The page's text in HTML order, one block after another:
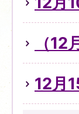
（
12月